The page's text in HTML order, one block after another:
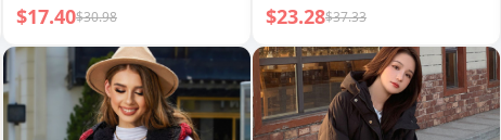
$17.40$30.98 $23.28$37.33